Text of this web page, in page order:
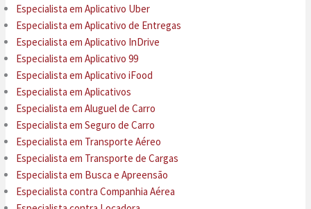
Especialista em Aplicativo Uber
Especialista em Aplicativo de Entregas
Especialista em Aplicativo InDrive
Especialista em Aplicativo 99
Especialista em Aplicativo iFood
Especialista em Aplicativos
Especialista em Aluguel de Carro
Especialista em Seguro de Carro
Especialista em Transporte Aéreo
Especialista em Transporte de Cargas
Especialista em Busca e Apreensão
Especialista contra Companhia Aérea